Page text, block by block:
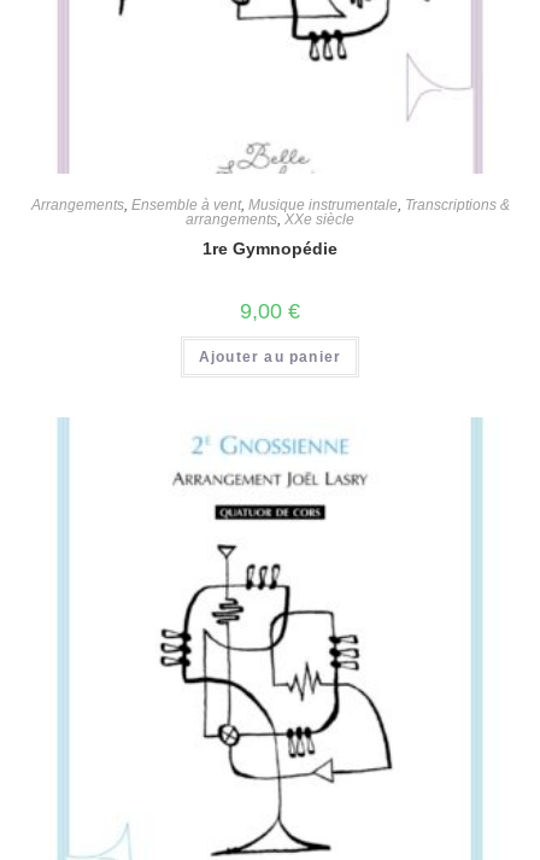
Arrangements, Ensemble à vent, Musique instrumentale, Transcriptions &
arrangements, XXe siècle
1re Gymnopédie
9,00 €
Ajouter au panier